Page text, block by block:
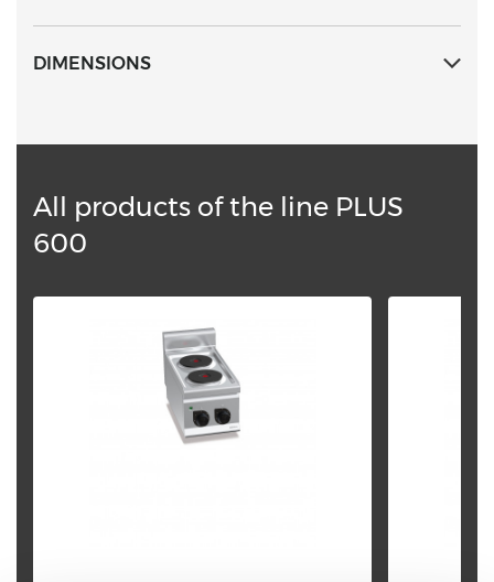
DIMENSIONS
All products of the line PLUS
600